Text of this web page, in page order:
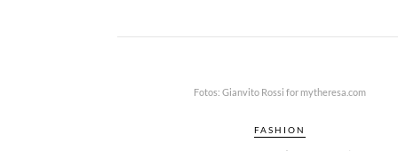
Fotos: Gianvito Rossi for mytheresa.com
FASHION